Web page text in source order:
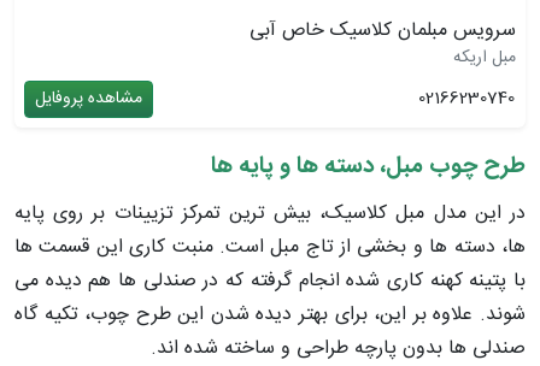
سرویس مبلمان کلاسیک خاص آبی
مبل اریکه
02166230740
مشاهده پروفایل
طرح چوب مبل، دسته ها و پایه ها
در این مدل مبل کلاسیک، بیش ترین تمرکز تزیینات بر روی پایه
ها، دسته ها و بخشی از تاج مبل است. منبت کاری این قسمت ها
با پتینه کهنه کاری شده انجام گرفته که در صندلی ها هم دیده می
شوند. علاوه بر این، برای بهتر دیده شدن این طرح چوب، تکیه گاه
صندلی ها بدون پارچه طراحی و ساخته شده اند.